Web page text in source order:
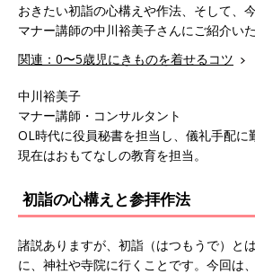
おきたい初詣の心構えや作法、そして、
マナー講師の中川裕美子さんにご紹介い
関連：0〜5歳児にきものを着せるコツ
中川裕美子
マナー講師・コンサルタント
OL時代に役員秘書を担当し、儀礼手配に
現在はおもてなしの教育を担当。
初詣の心構えと参拝作法
諸説ありますが、初詣（はつもうで）と
に、神社や寺院に行くことです。今回は